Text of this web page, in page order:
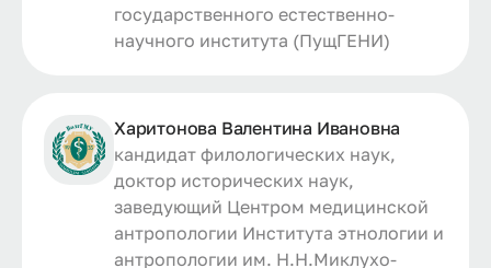
государственного естественно-
научного института (ПущГЕНИ)
Харитонова Валентина Ивановна
кандидат филологических наук,
доктор исторических наук,
заведующий Центром медицинской
антропологии Института этнологии и
антропологии им. Н.Н.Миклухо-